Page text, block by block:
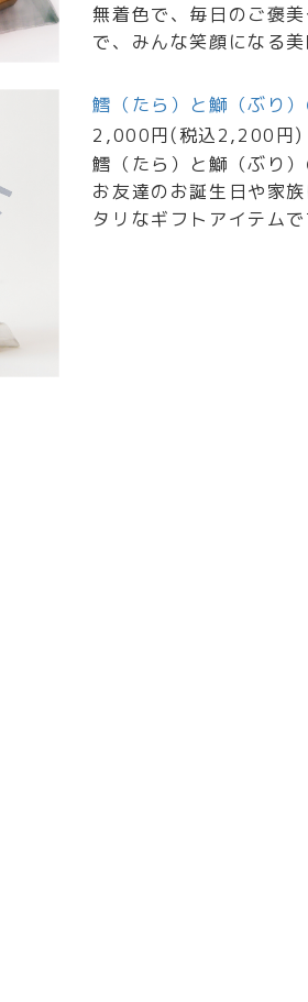
無着色で、毎日のご褒
で、みんな笑顔になる
鱈（たら）と鰤（ぶり
2,000円(税込2,200円)
鱈（たら）と鰤（ぶり
お友達のお誕生日や家
タリなギフトアイテムで